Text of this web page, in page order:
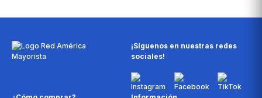
¡Síguenos en nuestras redes
sociales!